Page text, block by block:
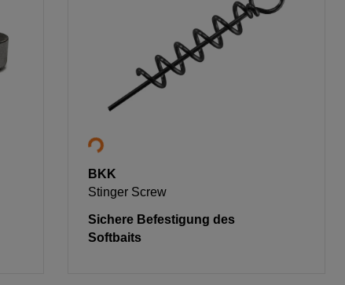
BKK
Stinger Screw
Sichere Befestigung des
Softbaits